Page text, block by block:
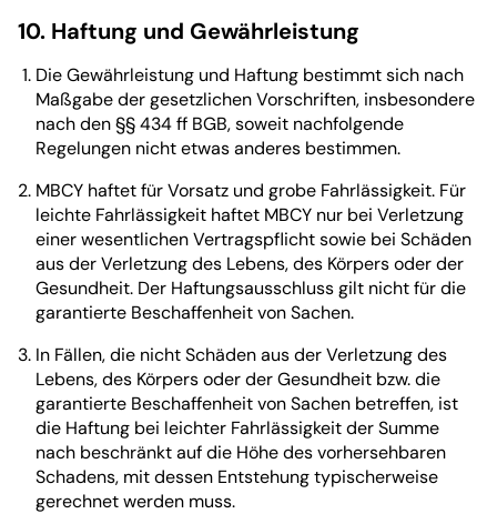
10. Haftung und Gewährleistung
Die Gewährleistung und Haftung bestimmt sich nach
Maßgabe der gesetzlichen Vorschriften, insbesondere
nach den §§ 434 ff BGB, soweit nachfolgende
Regelungen nicht etwas anderes bestimmen.
MBCY haftet für Vorsatz und grobe Fahrlässigkeit. Für
leichte Fahrlässigkeit haftet MBCY nur bei Verletzung
einer wesentlichen Vertragspflicht sowie bei Schäden
aus der Verletzung des Lebens, des Körpers oder der
Gesundheit. Der Haftungsausschluss gilt nicht für die
garantierte Beschaffenheit von Sachen.
In Fällen, die nicht Schäden aus der Verletzung des
Lebens, des Körpers oder der Gesundheit bzw. die
garantierte Beschaffenheit von Sachen betreffen, ist
die Haftung bei leichter Fahrlässigkeit der Summe
nach beschränkt auf die Höhe des vorhersehbaren
Schadens, mit dessen Entstehung typischerweise
gerechnet werden muss.